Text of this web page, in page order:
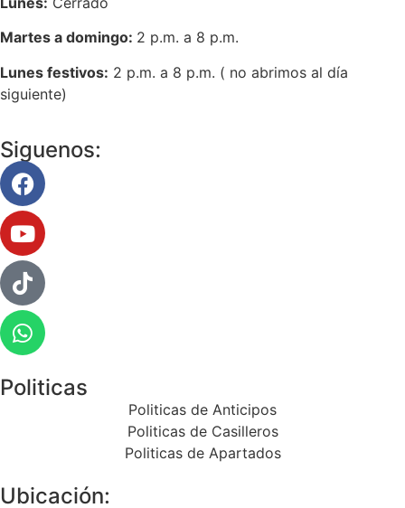
Martes a domingo: 2 p.m. a 8 p.m.
Lunes festivos: 2 p.m. a 8 p.m. ( no abrimos al día
siguiente)
Siguenos:
Politicas
Politicas de Anticipos
Politicas de Casilleros
Politicas de Apartados
Ubicación: